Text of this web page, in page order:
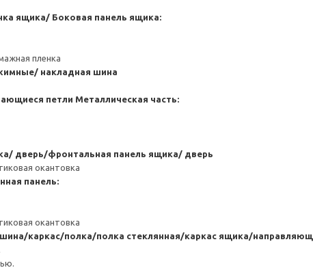
ящика/ Боковая панель ящика:
пленка
накладная шина
петли Металлическая часть:
дверь/фронтальная панель ящика/ дверь
окантовка
панель:
окантовка
каркас/полка/полка стеклянная/каркас ящика/